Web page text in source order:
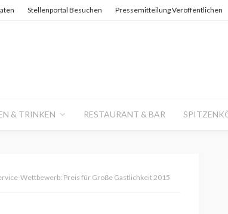
Stellenportal Besuchen Pressemitteilung Veröffentlichen
& TRINKEN RESTAURANT & BAR
Wettbewerb: Preis für Große Gastlichkeit 2015